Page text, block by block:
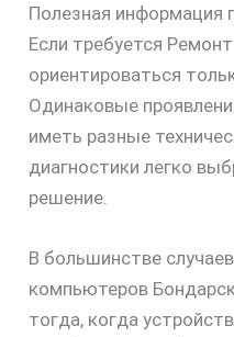
Полезная информация
Если требуется
ориентироваться
Одинаковые
иметь разные
диагностики легко
решение.
В большинстве
компьютеров
тогда, когда